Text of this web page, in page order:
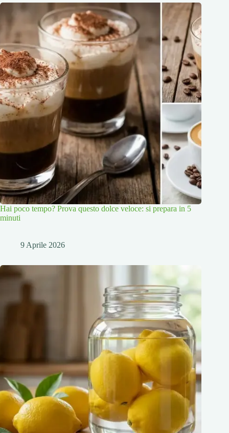
Hai poco tempo? Prova questo dolce veloce: si prepara in 5
minuti
9 Aprile 2026